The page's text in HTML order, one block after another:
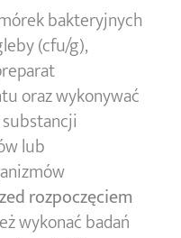
bakteryjnych
(cfu/g),
oraz wykonywać
lub
rozpoczęciem
wykonać badań